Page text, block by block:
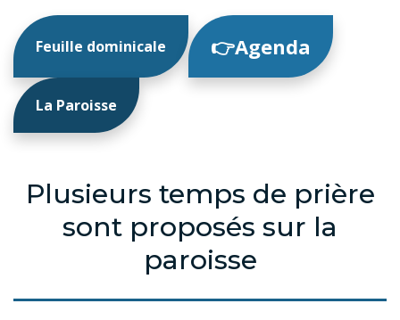
Feuille dominicale 👉Agenda
La Paroisse
Plusieurs temps de prière
sont proposés sur la
paroisse